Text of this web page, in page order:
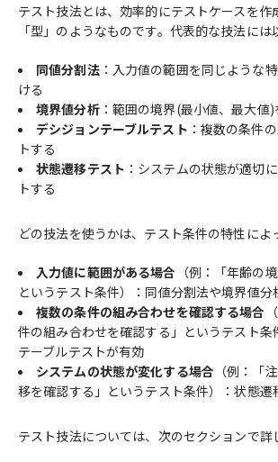
テスト技法とは、効率的にテストケースを作
「型」のようなものです。代表的な技法には
同値分割法：入力値の範囲を同じような
ける
境界値分析：範囲の境界(最小値、最大値)
デシジョンテーブルテスト ：複数の条件
トする
状態遷移テスト ：システムの状態が適切
トする
どの技法を使うかは、テスト条件の特性によ
入力値に範囲がある場合 （例：「年齢の
というテスト条件）：同値分割法や境界値分
複数の条件の組み合わせを確認する場合
件の組み合わせを確認する」というテスト条
テーブルテストが有効
システムの状態が変化する場合 （例：「
移を確認する」というテスト条件）：状態遷
テスト技法については、次のセクションで詳